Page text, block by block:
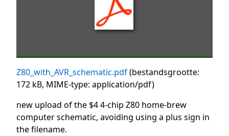
Z80_with_AVR_schematic.pdf(bestandsgrootte:
172 kB, MIME-type: application/pdf)
new upload of the $4 4-chip Z80 home-brew
computer schematic, avoiding using a plus sign in
the filename.